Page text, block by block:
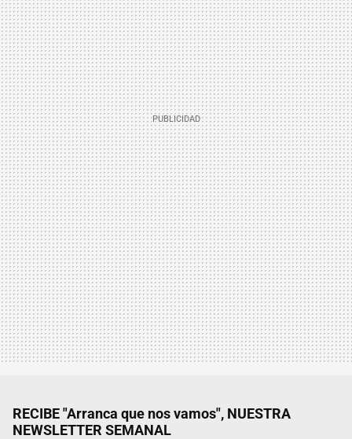
RECIBE "Arranca que nos vamos", NUESTRA
NEWSLETTER SEMANAL